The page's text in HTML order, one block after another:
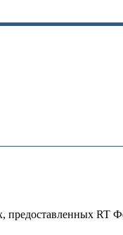
предоставленных RT